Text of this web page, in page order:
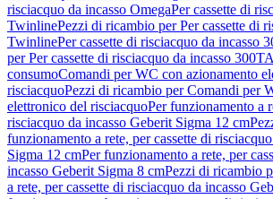
risciacquo da incasso OmegaPer cassette di
TwinlinePezzi di ricambio per Per cassette di
TwinlinePer cassette di risciacquo da incasso
per Per cassette di risciacquo da incasso 300T
consumoComandi per WC con azionamento
risciacquoPezzi di ricambio per Comandi per
elettronico del risciacquoPer funzionamento a
risciacquo da incasso Geberit Sigma 12 cm
funzionamento a rete, per cassette di
Sigma 12 cmPer funzionamento a rete, per
incasso Geberit Sigma 8 cmPezzi di ricambio
a rete, per cassette di risciacquo da incasso